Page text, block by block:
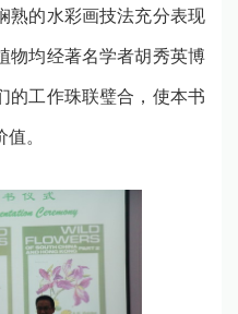
熟的水彩画技法充分表现
物均经著名学者胡秀英博
的工作珠联璧合，使本书
。